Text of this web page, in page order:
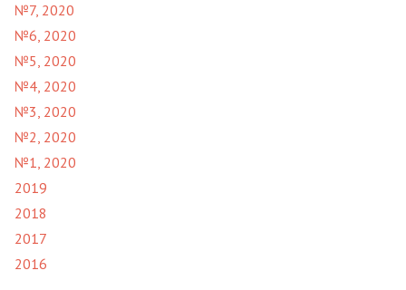
№7, 2020
№6, 2020
№5, 2020
№4, 2020
№3, 2020
№2, 2020
№1, 2020
2019
2018
2017
2016